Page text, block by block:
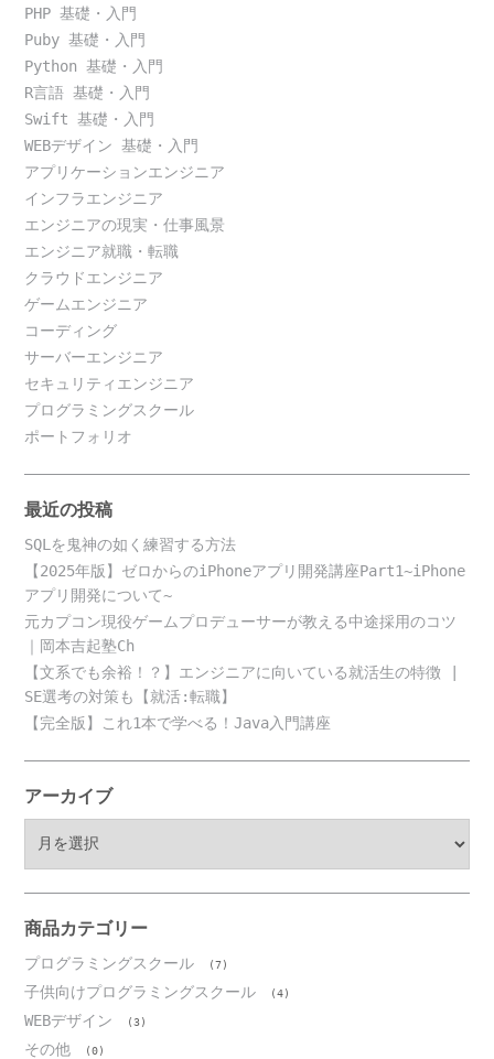
PHP 基礎・入門
Puby 基礎・入門
Python 基礎・入門
R言語 基礎・入門
Swift 基礎・入門
WEBデザイン 基礎・入門
アプリケーションエンジニア
インフラエンジニア
エンジニアの現実・仕事風景
エンジニア就職・転職
クラウドエンジニア
ゲームエンジニア
コーディング
サーバーエンジニア
セキュリティエンジニア
プログラミングスクール
ポートフォリオ
最近の投稿
SQLを鬼神の如く練習する方法
【2025年版】ゼロからのiPhoneアプリ開発講座Part1~iPhone
アプリ開発について~
元カプコン現役ゲームプロデューサーが教える中途採用のコツ
｜岡本吉起塾Ch
【文系でも余裕！？】エンジニアに向いている就活生の特徴 |
SE選考の対策も【就活:転職】
【完全版】これ1本で学べる！Java入門講座
アーカイブ
ブ
商品カテゴリー
プログラミングスクール (7)
子供向けプログラミングスクール (4)
WEBデザイン (3)
その他 (0)